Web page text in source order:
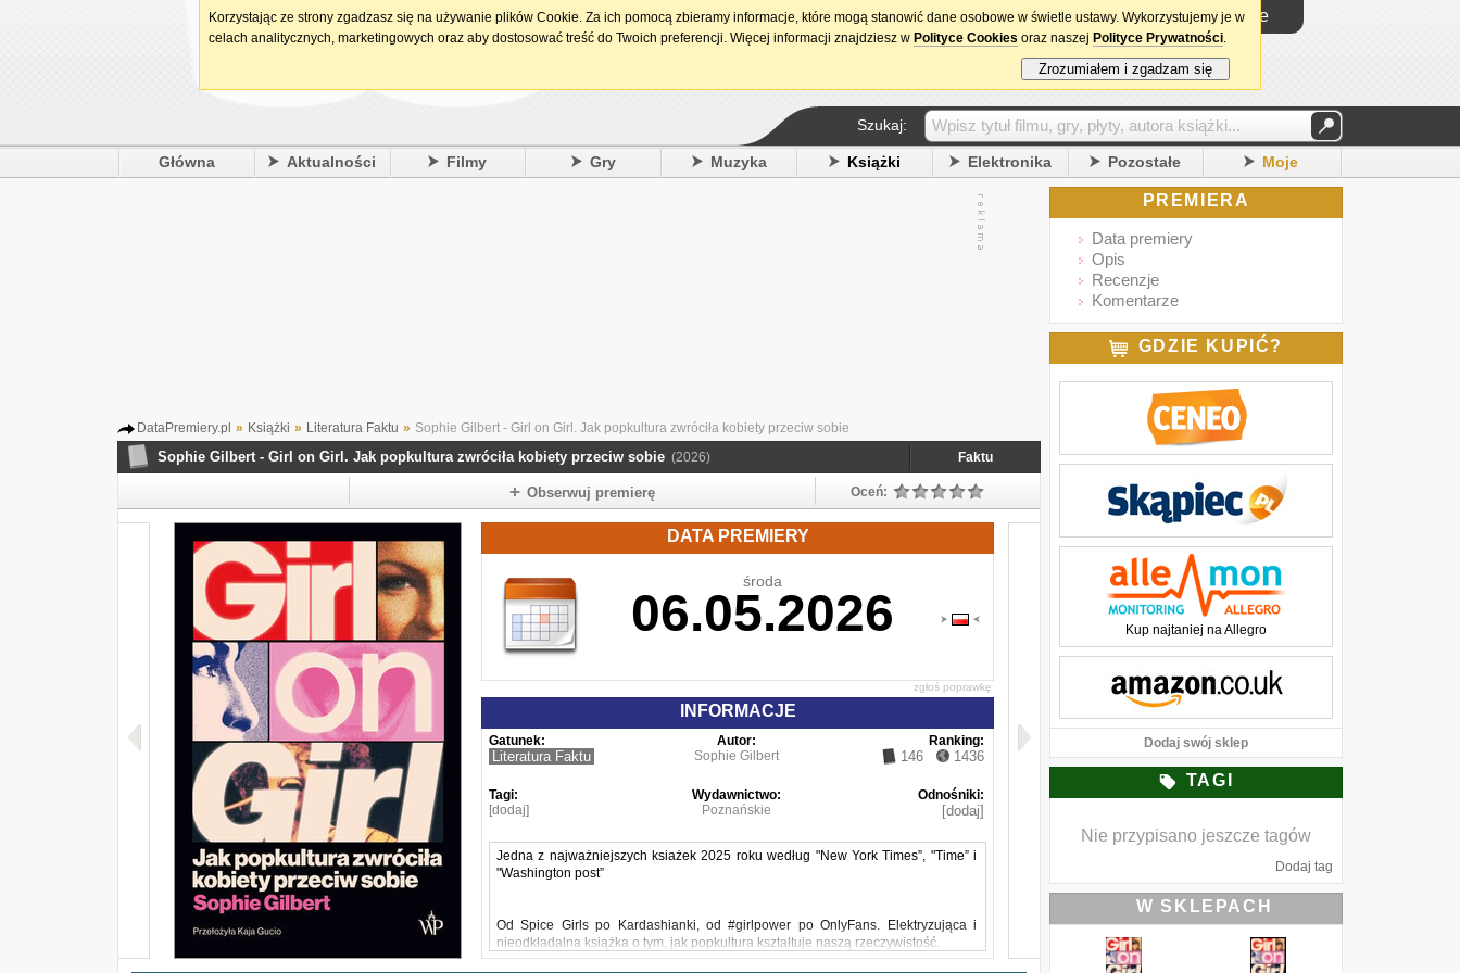
15. urodziny DataPremiery.pl Logowanie
Szukaj:
Główna Aktualności Filmy Gry Muzyka Książki Elektronika Pozostałe Moje
DataPremiery.pl » Książki » Literatura Faktu » Sophie Gilbert - Girl on Girl. Jak popkultura zwróciła kobiety przeciw sobie
Sophie Gilbert - Girl on Girl. Jak popkultura zwróciła kobiety przeciw sobie (2026) Faktu
Obserwuj premierę Oceń:
DATA PREMIERY
środa
06.05.2026
zgłoś poprawkę
INFORMACJE
Gatunek:
Literatura Faktu
Autor:
Sophie Gilbert
Ranking:
146 1436
Tagi:
[dodaj]
Wydawnictwo:
Poznańskie
Odnośniki:
[dodaj]
Jedna z najważniejszych ksiażek 2025 roku według "New York Times”, "Time” i
"Washington post”
Od Spice Girls po Kardashianki, od #girlpower po OnlyFans. Elektryzująca i
nieodkładalna książka o tym, jak popkultura kształtuje naszą rzeczywistość.
PREMIERA
Data premiery
Opis
Recenzje
Komentarze
GDZIE KUPIĆ?
Kup najtaniej na Allegro
Dodaj swój sklep
TAGI
Nie przypisano jeszcze tagów
Dodaj tag
W SKLEPACH
Korzystając ze strony zgadzasz się na używanie plików Cookie. Za ich pomocą zbieramy informacje, które mogą stanowić dane osobowe w świetle ustawy. Wykorzystujemy je w
celach analitycznych, marketingowych oraz aby dostosować treść do Twoich preferencji. Więcej informacji znajdziesz w Polityce Cookies oraz naszej Polityce Prywatności.
Zrozumiałem i zgadzam się